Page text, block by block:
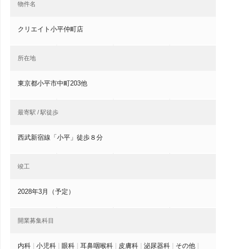
物件名
クリエイト小平仲町店
所在地
東京都小平市中町203他
最寄駅 / 駅徒歩
西武新宿線「小平」徒歩８分
竣工
2028年3月（予定）
開業募集科目
内科 小児科 眼科 耳鼻咽喉科 皮膚科 泌尿器科 その他